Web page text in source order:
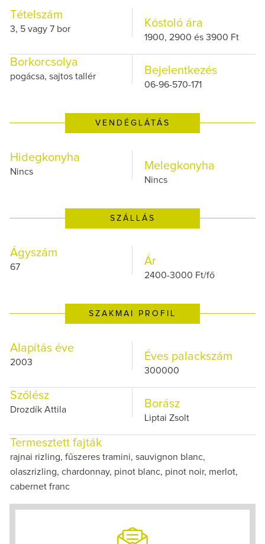
Tételszám
3, 5 vagy 7 bor Kóstoló ára
1900, 2900 és 3900 Ft
Borkorcsolya
pogácsa, sajtos tallér Bejelentkezés
06-96-570-171
VENDÉGLÁTÁS
Hidegkonyha
Nincs Melegkonyha
Nincs
SZÁLLÁS
Ágyszám
67 Ár
2400-3000 Ft/fő
SZAKMAI PROFIL
Alapítás éve
2003 Éves palackszám
300000
Szőlész
Drozdík Attila Borász
Liptai Zsolt
Termesztett fajták
rajnai rizling, fűszeres tramini, sauvignon blanc,
olaszrizling, chardonnay, pinot blanc, pinot noir, merlot,
cabernet franc